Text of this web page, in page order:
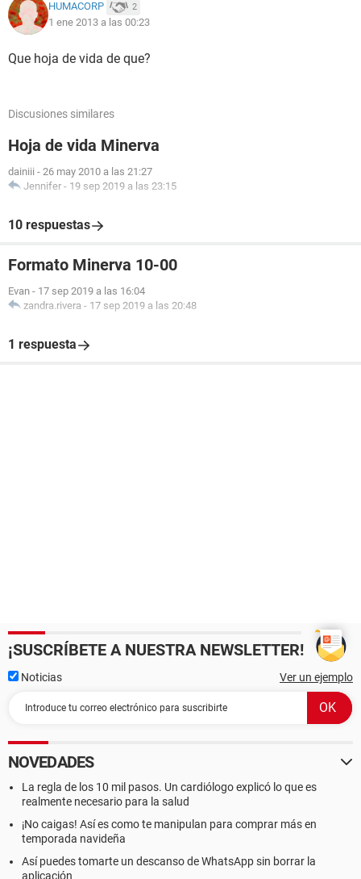
HUMACORP 2
1 ene 2013 a las 00:23
Que hoja de vida de que?
Discusiones similares
Hoja de vida Minerva
dainiii - 26 may 2010 a las 21:27
Jennifer - 19 sep 2019 a las 23:15
10 respuestas
Formato Minerva 10-00
Evan - 17 sep 2019 a las 16:04
zandra.rivera - 17 sep 2019 a las 20:48
1 respuesta
¡SUSCRÍBETE A NUESTRA NEWSLETTER!
Noticias Ver un ejemplo
NOVEDADES
La regla de los 10 mil pasos. Un cardiólogo explicó lo que es
realmente necesario para la salud
¡No caigas! Así es como te manipulan para comprar más en
temporada navideña
Así puedes tomarte un descanso de WhatsApp sin borrar la
aplicación